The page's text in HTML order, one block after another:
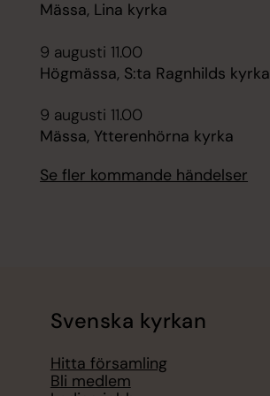
Mässa, Lina kyrka
9 augusti 11.00
Högmässa, S:ta Ragnhilds kyrka
9 augusti 11.00
Mässa, Ytterenhörna kyrka
Se fler kommande händelser
Svenska kyrkan
Hitta församling
Bli medlem